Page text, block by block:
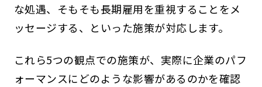
な処遇、そもそも長期雇用を重視することをメ
ッセージする、といった施策が対応します。
これら5つの観点での施策が、実際に企業のパフ
ォーマンスにどのような影響があるのかを確認